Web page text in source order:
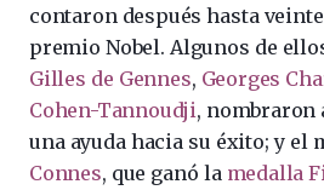
contaron después hasta
premio Nobel. Algunos de
Gilles de Gennes, Georges
Cohen-Tannoudji, nombraron
una ayuda hacia su éxito; y el
Connes, que ganó la medalla